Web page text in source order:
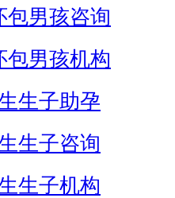
包男孩咨询
包男孩机构
生子助孕
生子咨询
生子机构